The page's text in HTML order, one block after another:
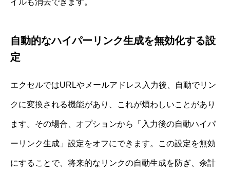
自動的なハイパーリンク生成を無効化する設
定
エクセルではURLやメールアドレス入力後、自動でリン
クに変換される機能があり、これが煩わしいことがあり
ます。その場合、オプションから「入力後の自動ハイパ
ーリンク生成」設定をオフにできます。この設定を無効
にすることで、将来的なリンクの自動生成を防ぎ、余計